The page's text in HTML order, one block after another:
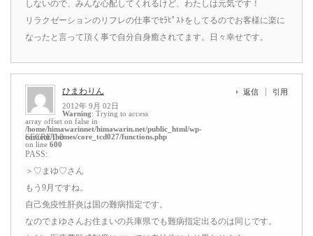
しないので、みんな心配してくれるけど、わたしは元気です！
リラクゼーションのリフレの仕事でｾﾗﾋﾟｽﾄをしてるのでお客様に楽に
なったと言って頂く事で自分自身癒されてます。日々幸せです。
ひまわりん
2012年 9月 02日
Warning: Trying to access
array offset on false in
/home/himawarinnet/himawarin.net/public_html/wp-
content/themes/core_tcd027/functions.php
on line 600
返信 引用
SECRET: 0
PASS:
＞♡まゆ♡さん
もう9月ですね。
自己免疫性肝炎は国の難病指定です。
なのでまゆさんお住まいの兵庫県でも難病指定出るのは同じです。